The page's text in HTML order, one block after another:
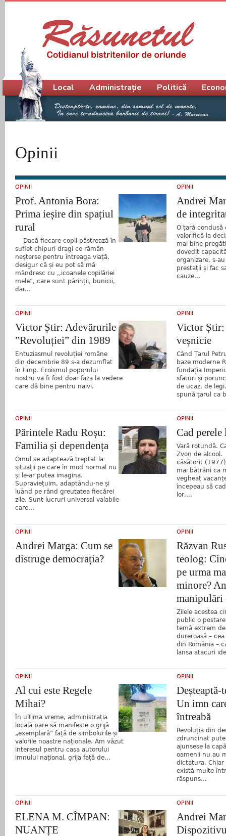
Opinii
OPINII
Prof. Antonia Bora:
Prima ieșire din spațiul
rural
Dacă fiecare copil păstrează în
suflet chipuri dragi ce rămân
neșterse pentru întreaga viață,
desigur că și eu pot să mă
mândresc cu ,,icoanele copilăriei
mele”, care sunt părinții, bunicii,
dar...
OPINII
Andrei
de
O țară condusă
valorifică la
mai bine
dovedit
organizare, s-
prestații și fac
cauze...
OPINII
Victor Știr: Adevărurile
”Revoluției” din 1989
Entuziasmul revoluției române
din decembrie 89 s-a dezumflat
în timp. Eroismul poporului
nostru va fi fost doar faza la vedere
care dă bine pentru naivi.
OPINII
Victor Știr:
veșnicie
Când Țarul
baze moderne
fundația
sfaturi și
de ucaz, de
spună țarul ca
OPINII
Părintele Radu Roșu:
Familia și dependența
Omul se adaptează treptat la
situații pe care în mod normal nu
și le-ar putea imagina.
Supraviețuim, adaptându-ne și
luând pe rând greutatea fiecărei
zile. Sunt lucruri universal valabile
care...
OPINII
Cad perele
Vară rotundă.
Zvon de
căsătorit
mai bătrâni ca
vegheat
începeau să
lor,...
OPINII
Andrei Marga: Cum se
distruge democrația?
OPINII
Răzvan
teolog:
pe urma
minore?
manipulări
Zilele acestea
public o
temă extrem
dureroasă –
din România –
lansa atacuri
OPINII
Al cui este Regele
Mihai?
În ultima vreme, administrația
locală pare să manifeste o grijă
„exemplară” față de simbolurile și
valorile noastre naționale. Am văzut
interesul pentru casa autorului
imnului național, grija față de...
OPINII
Deșteaptă-
Un imn
întreabă
Revoluția din
zdruncinat
ajunsese la
oamenii nu au
dictatura. Chiar
există multe
răspuns...
OPINII
ELENA M. CÎMPAN:
NUANȚE
OPINII
Andrei
Meniu principal
Local Administrație Politică